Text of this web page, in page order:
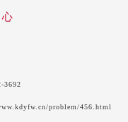
3692
problem/456.html